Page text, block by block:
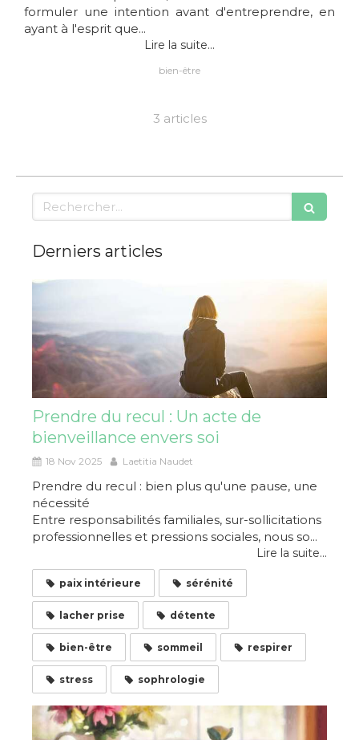
formuler une intention avant d'entreprendre, en
ayant à l'esprit que...
Lire la suite...
bien-être
3 articles
Rechercher
Derniers articles
Prendre du recul : Un acte de
bienveillance envers soi
18 Nov 2025 Laetitia Naudet
Prendre du recul : bien plus qu'une pause, une
nécessité
Entre responsabilités familiales, sur-sollicitations
professionnelles et pressions sociales, nous so...
Lire la suite...
paix intérieure sérénité
lacher prise détente
bien-être sommeil respirer
stress sophrologie